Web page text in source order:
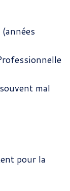
mal
pour la